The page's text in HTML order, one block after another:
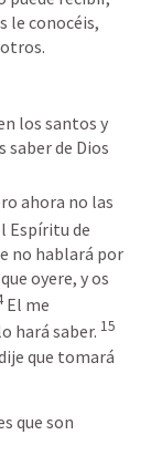
le conocéis,
saber de Dios
ahora no las
Espíritu de
no hablará por
oyere, y os
El me
hará saber. 15
que tomará